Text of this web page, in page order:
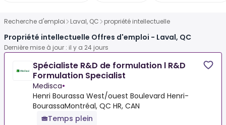
Recherche d'emploi Laval, QC propriété intellectuelle
Propriété intellectuelle Offres d'emploi - Laval, QC
Dernière mise à jour : il y a 24 jours
Spécialiste R&D de formulation l R&D
Formulation Specialist
Medisca•
Henri Bourassa West/ouest Boulevard Henri-
BourassaMontréal, QC HR, CAN
Temps plein